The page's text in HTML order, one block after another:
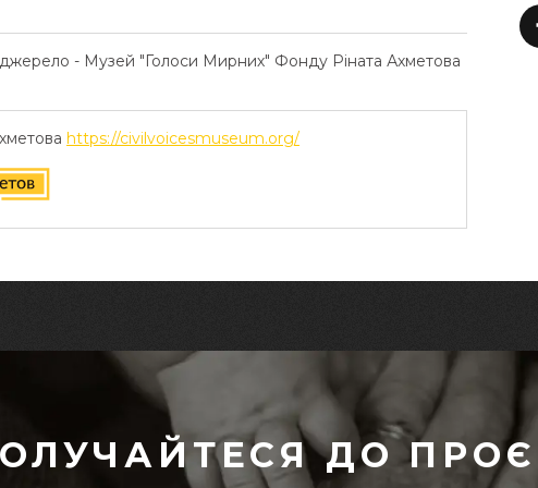
- Музей "Голоси Мирних" Фонду Ріната Ахметова
https://civilvoicesmuseum.org/
ДО